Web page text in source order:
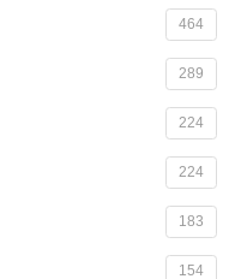
464
289
224
224
183
154